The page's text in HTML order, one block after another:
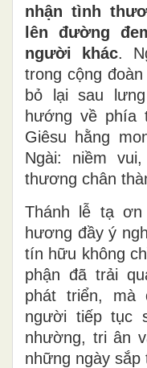
nhận tình
lên đường
người khác.
trong cộng
bỏ lại sau
hướng về phía
Giêsu hằng
Ngài: niềm
thương chân
Thánh lễ tạ ơn
hương đầy ý
tín hữu không
phận đã trải
phát triển, mà
người tiếp tục
nhường, tri ân
những ngày sắp